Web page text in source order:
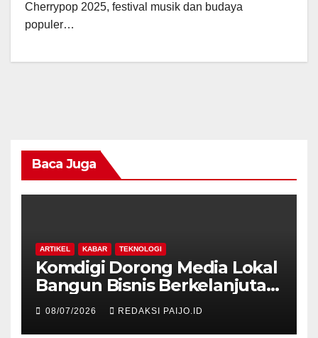
Cherrypop 2025, festival musik dan budaya
populer…
Baca Juga
ARTIKEL KABAR TEKNOLOGI
Komdigi Dorong Media Lokal
Bangun Bisnis Berkelanjutan
di Era Digital
08/07/2026 REDAKSI PAIJO.ID